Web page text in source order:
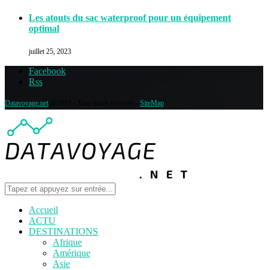
Les atouts du sac waterproof pour un équipement
optimal
juillet 25, 2023
Facebook
Rss
Datavoyage.net SiteMap
Accueil
ACTU
DESTINATIONS
Afrique
Amérique
Asie